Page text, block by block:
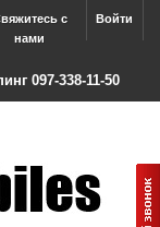
Войти
с
нами
097-338-11-50